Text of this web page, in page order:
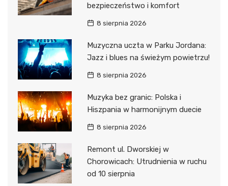
bezpieczeństwo i komfort
8 sierpnia 2026
Muzyczna uczta w Parku Jordana:
Jazz i blues na świeżym powietrzu!
8 sierpnia 2026
Muzyka bez granic: Polska i
Hiszpania w harmonijnym duecie
8 sierpnia 2026
Remont ul. Dworskiej w
Chorowicach: Utrudnienia w ruchu
od 10 sierpnia